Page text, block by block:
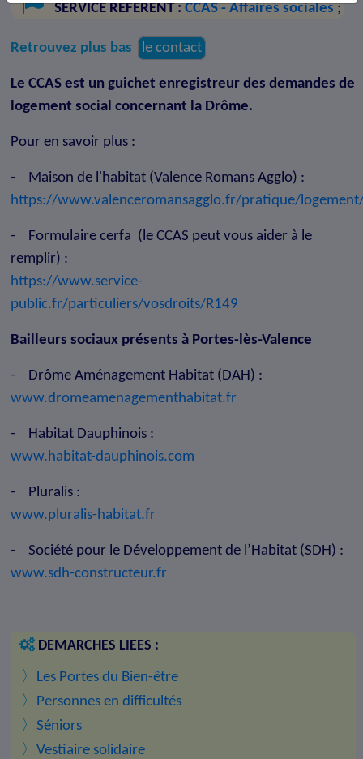
SERVICE RÉFÉRENT :CCAS - Affaires sociales;
Retrouvez plus bas le contact
Le CCAS est un guichet enregistreur des demandes de
logement social concernant la Drôme.
Pour en savoir plus :
- Maison de l'habitat (Valence Romans Agglo) :
https://www.valenceromansagglo.fr/pratique/
- Formulaire cerfa (le CCAS peut vous aider à le
remplir) :
https://www.service-
public.fr/particuliers/vosdroits/R149
Bailleurs sociaux présents à Portes-lès-Valence
- Drôme Aménagement Habitat (DAH) :
www.dromeamenagementhabitat.fr
- Habitat Dauphinois :
www.habitat-dauphinois.com
- Pluralis :
www.pluralis-habitat.fr
- Société pour le Développement de l’Habitat (SDH) :
www.sdh-constructeur.fr
DEMARCHES LIEES :
〉
Les Portes du Bien-être
〉
Personnes en difficultés
〉 Séniors
〉 Vestiaire solidaire